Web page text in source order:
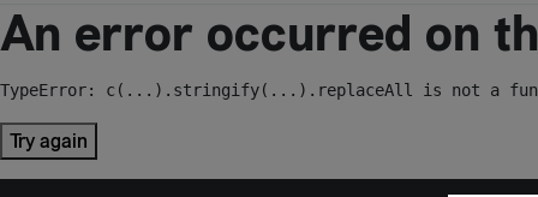
An error occurred on
TypeError: c(...).stringify(...).replaceAll is not a
Try again